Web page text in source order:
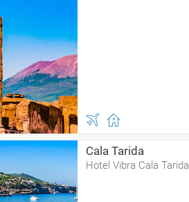
Cala Tarida
Hotel Vibra Cala Tarida